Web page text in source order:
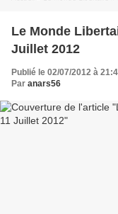
Le Monde
Juillet 2012
Publié le 02/07/2012 à
Par anars56